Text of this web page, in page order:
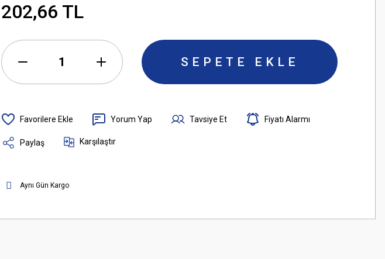
202,66 TL
SEPETE EKLE
Yorum Yap Tavsiye Et Fiyatı Alarmı
Paylaş Karşılaştır
Aynı Gün Kargo